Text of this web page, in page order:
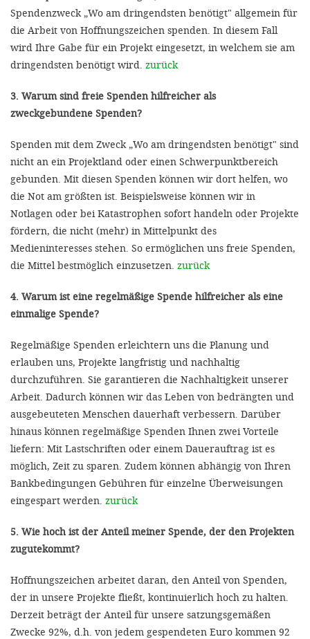
Spendenzweck „Wo am dringendsten benötigt" allgemein für
die Arbeit von Hoffnungszeichen spenden. In diesem Fall
wird Ihre Gabe für ein Projekt eingesetzt, in welchem sie am
dringendsten benötigt wird. zurück
3. Warum sind freie Spenden hilfreicher als
zweckgebundene Spenden?
Spenden mit dem Zweck „Wo am dringendsten benötigt" sind
nicht an ein Projektland oder einen Schwerpunktbereich
gebunden. Mit diesen Spenden können wir dort helfen, wo
die Not am größten ist. Beispielsweise können wir in
Notlagen oder bei Katastrophen sofort handeln oder Projekte
fördern, die nicht (mehr) in Mittelpunkt des
Medieninteresses stehen. So ermöglichen uns freie Spenden,
die Mittel bestmöglich einzusetzen. zurück
4. Warum ist eine regelmäßige Spende hilfreicher als eine
einmalige Spende?
Regelmäßige Spenden erleichtern uns die Planung und
erlauben uns, Projekte langfristig und nachhaltig
durchzuführen. Sie garantieren die Nachhaltigkeit unserer
Arbeit. Dadurch können wir das Leben von bedrängten und
ausgebeuteten Menschen dauerhaft verbessern. Darüber
hinaus können regelmäßige Spenden Ihnen zwei Vorteile
liefern: Mit Lastschriften oder einem Dauerauftrag ist es
möglich, Zeit zu sparen. Zudem können abhängig von Ihren
Bankbedingungen Gebühren für einzelne Überweisungen
eingespart werden. zurück
5. Wie hoch ist der Anteil meiner Spende, der den Projekten
zugutekommt?
Hoffnungszeichen arbeitet daran, den Anteil von Spenden,
der in unsere Projekte fließt, kontinuierlich hoch zu halten.
Derzeit beträgt der Anteil für unsere satzungsgemäßen
Zwecke 92%, d.h. von jedem gespendeten Euro kommen 92